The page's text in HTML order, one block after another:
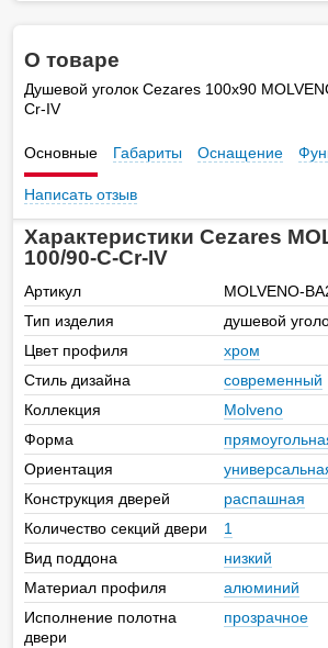
О товаре
Душевой уголок Cezares 100х90
Cr-IV
Основные Габариты Оснащение
Написать отзыв
Характеристики Cezares
100/90-C-Cr-IV
Артикул
MOLVENO-
Тип изделия
душевой
Цвет профиля
хром
Стиль дизайна
современный
Коллекция
Molveno
Форма
Ориентация
Конструкция дверей
распашная
Количество секций двери
1
Вид поддона
низкий
Материал профиля
алюминий
Исполнение полотна
двери
прозрачное